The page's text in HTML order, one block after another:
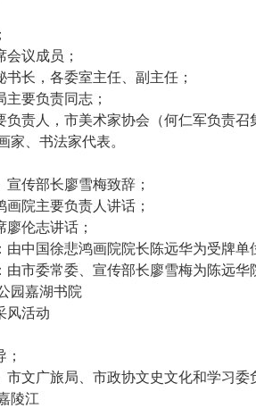
会议成员；
书长，各委室主任、副主任；
主要负责同志；
负责人，市美术家协会（何仁军负责
家、书法家代表。
宣传部长廖雪梅致辞；
画院主要负责人讲话；
廖伦志讲话；
由中国徐悲鸿画院院长陈远华为受牌单
由市委常委、宣传部长廖雪梅为陈远华
园嘉湖书院
风活动
市文广旅局、市政协文史文化和学习委
陵江